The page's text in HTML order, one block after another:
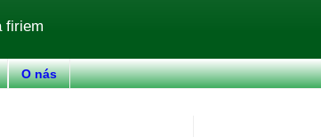
firiem
O nás